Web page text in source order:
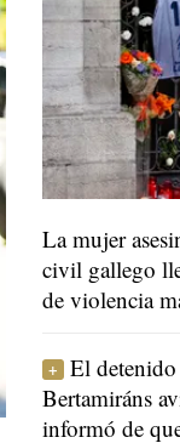
La mujer
civil gallego
de violencia
El
Bertamiráns
informó de